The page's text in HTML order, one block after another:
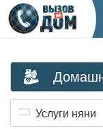
Услуги няни